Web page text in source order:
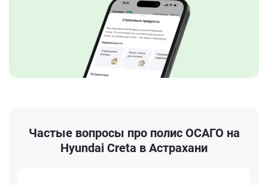
Частые вопросы про полис ОСАГО на
Hyundai Creta в Астрахани